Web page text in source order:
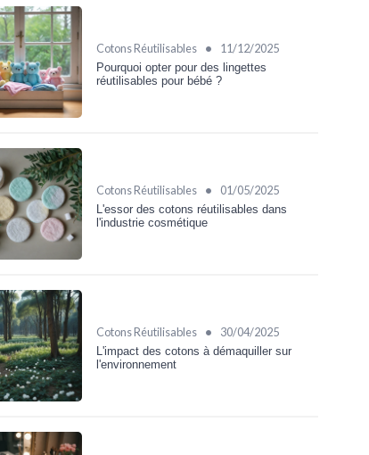
Cotons Réutilisables • 11/12/2025
Pourquoi opter pour des lingettes
réutilisables pour bébé ?
Cotons Réutilisables • 01/05/2025
L'essor des cotons réutilisables dans
l'industrie cosmétique
Cotons Réutilisables • 30/04/2025
L'impact des cotons à démaquiller sur
l'environnement